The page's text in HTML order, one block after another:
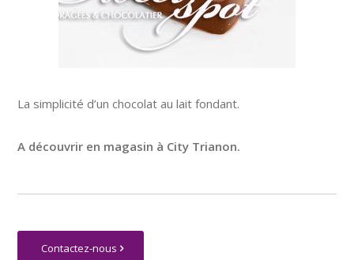
La simplicité d’un chocolat au lait fondant.
A découvrir en magasin à City Trianon.
Contactez-nous